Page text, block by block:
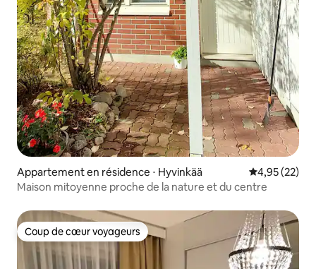
Appartement en résidence ⋅ Hyvinkää Évaluation
4,95 (22)
Maison mitoyenne proche de la nature et du centre
Coup de cœur voyageurs
Coup de cœur voyageurs